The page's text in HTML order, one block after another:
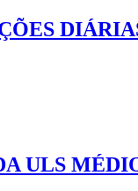
ULS